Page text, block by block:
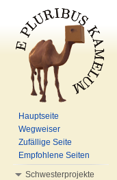
Hauptseite
Wegweiser
Zufällige Seite
Empfohlene Seiten
Schwesterprojekte